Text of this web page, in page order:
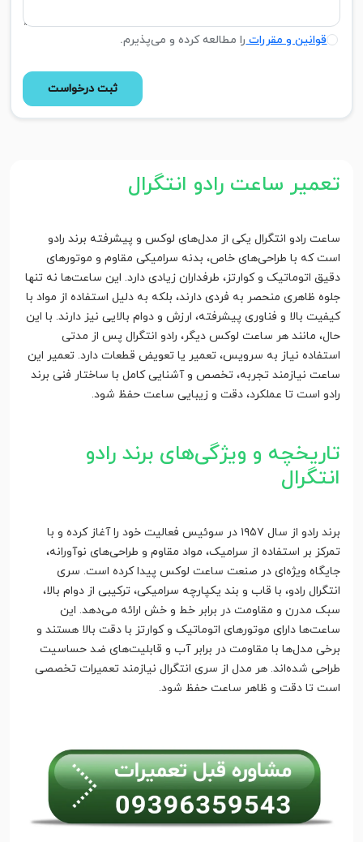
قوانین و مقرراترا مطالعه کرده و می‌پذیرم.
ثبت درخواست
تعمیر ساعت رادو انتگرال
ساعت رادو انتگرال یکی از مدل‌های لوکس و پیشرفته برند رادو
است که با طراحی‌های خاص، بدنه سرامیکی مقاوم و موتورهای
دقیق اتوماتیک و کوارتز، طرفداران زیادی دارد. این ساعت‌ها نه تنها
جلوه ظاهری منحصر به فردی دارند، بلکه به دلیل استفاده از مواد با
کیفیت بالا و فناوری پیشرفته، ارزش و دوام بالایی نیز دارند. با این
حال، مانند هر ساعت لوکس دیگر، رادو انتگرال پس از مدتی
استفاده نیاز به سرویس، تعمیر یا تعویض قطعات دارد. تعمیر این
ساعت نیازمند تجربه، تخصص و آشنایی کامل با ساختار فنی برند
رادو است تا عملکرد، دقت و زیبایی ساعت حفظ شود.
تاریخچه و ویژگی‌های برند رادو
انتگرال
برند رادو از سال ۱۹۵۷ در سوئیس فعالیت خود را آغاز کرده و با
تمرکز بر استفاده از سرامیک، مواد مقاوم و طراحی‌های نوآورانه،
جایگاه ویژه‌ای در صنعت ساعت لوکس پیدا کرده است. سری
انتگرال رادو، با قاب و بند یکپارچه سرامیکی، ترکیبی از دوام بالا،
سبک مدرن و مقاومت در برابر خط و خش ارائه می‌دهد. این
ساعت‌ها دارای موتورهای اتوماتیک و کوارتز با دقت بالا هستند و
برخی مدل‌ها با مقاومت در برابر آب و قابلیت‌های ضد حساسیت
طراحی شده‌اند. هر مدل از سری انتگرال نیازمند تعمیرات تخصصی
است تا دقت و ظاهر ساعت حفظ شود.